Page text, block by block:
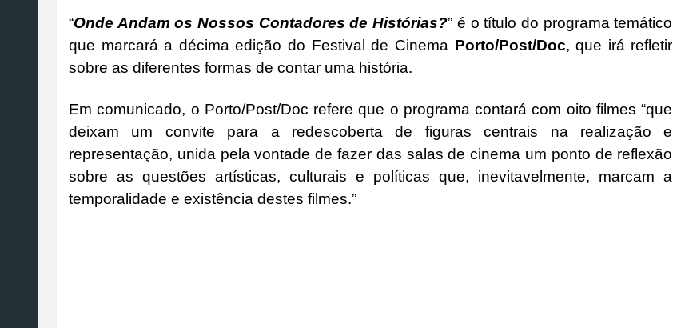
“Onde Andam os Nossos Contadores de Histórias?” é o título do programa temático
que marcará a décima edição do Festival de Cinema Porto/Post/Doc, que irá refletir
sobre as diferentes formas de contar uma história.
Em comunicado, o Porto/Post/Doc refere que o programa contará com oito filmes “que
deixam um convite para a redescoberta de figuras centrais na realização e
representação, unida pela vontade de fazer das salas de cinema um ponto de reflexão
sobre as questões artísticas, culturais e políticas que, inevitavelmente, marcam a
temporalidade e existência destes filmes.”